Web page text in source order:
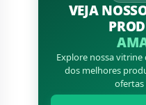
VEJA
Explore nossa vitrine
dos melhores
ofertas